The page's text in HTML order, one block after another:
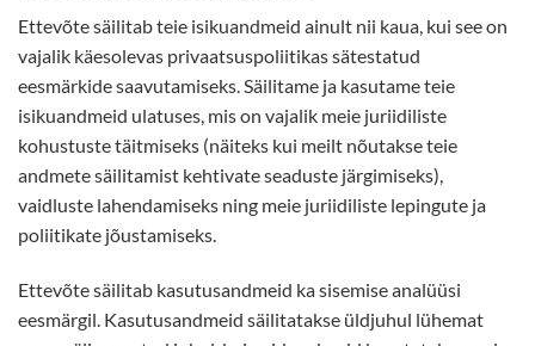
Ettevõte säilitab teie isikuandmeid ainult nii kaua, kui see on
vajalik käesolevas privaatsuspoliitikas sätestatud
eesmärkide saavutamiseks. Säilitame ja kasutame teie
isikuandmeid ulatuses, mis on vajalik meie juriidiliste
kohustuste täitmiseks (näiteks kui meilt nõutakse teie
andmete säilitamist kehtivate seaduste järgimiseks),
vaidluste lahendamiseks ning meie juriidiliste lepingute ja
poliitikate jõustamiseks.
Ettevõte säilitab kasutusandmeid ka sisemise analüüsi
eesmärgil. Kasutusandmeid säilitatakse üldjuhul lühemat